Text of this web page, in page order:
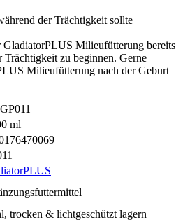
der Trächtigkeit sollte
GladiatorPLUS Milieufütterung bereits
zu beginnen. Gerne
Milieufütterung nach der Geburt
ml
trocken & lichtgeschützt lagern